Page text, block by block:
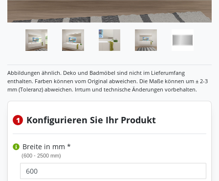
1 Konfigurieren Sie Ihr Produkt
Breite in mm *
(600 - 2500 mm)